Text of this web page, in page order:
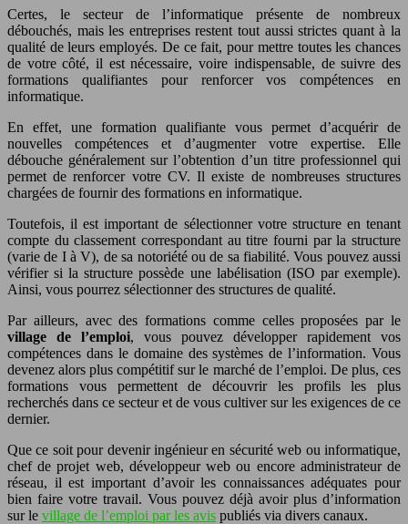
Certes, le secteur de l’informatique présente de nombreux
débouchés, mais les entreprises restent tout aussi strictes quant à la
qualité de leurs employés. De ce fait, pour mettre toutes les chances
de votre côté, il est nécessaire, voire indispensable, de suivre des
formations qualifiantes pour renforcer vos compétences en
informatique.
En effet, une formation qualifiante vous permet d’acquérir de
nouvelles compétences et d’augmenter votre expertise. Elle
débouche généralement sur l’obtention d’un titre professionnel qui
permet de renforcer votre CV. Il existe de nombreuses structures
chargées de fournir des formations en informatique.
Toutefois, il est important de sélectionner votre structure en tenant
compte du classement correspondant au titre fourni par la structure
(varie de I à V), de sa notoriété ou de sa fiabilité. Vous pouvez aussi
vérifier si la structure possède une labélisation (ISO par exemple).
Ainsi, vous pourrez sélectionner des structures de qualité.
Par ailleurs, avec des formations comme celles proposées par le
village de l’emploi, vous pouvez développer rapidement vos
compétences dans le domaine des systèmes de l’information. Vous
devenez alors plus compétitif sur le marché de l’emploi. De plus, ces
formations vous permettent de découvrir les profils les plus
recherchés dans ce secteur et de vous cultiver sur les exigences de ce
dernier.
Que ce soit pour devenir ingénieur en sécurité web ou informatique,
chef de projet web, développeur web ou encore administrateur de
réseau, il est important d’avoir les connaissances adéquates pour
bien faire votre travail. Vous pouvez déjà avoir plus d’information
sur le village de l’emploi par les avis publiés via divers canaux.